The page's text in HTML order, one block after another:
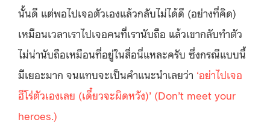
นั้นดี แต่พอไปเจอตัวเองแล้วกลับไม่ได้ดี (อย่างที่คิด)
เหมือนเวลาเราไปเจอคนที่เรานับถือ แล้วเขากลับทำตัว
ไม่น่านับถือเหมือนที่อยู่ในสื่อนี่แหละครับ ซึ่งกรณีแบบนี้
มีเยอะมาก จนแทบจะเป็นคำแนะนำเลยว่า ‘อย่าไปเจอ
ฮีโร่ตัวเองเลย (เดี๋ยวจะผิดหวัง)’ (Don’t meet your
heroes.)